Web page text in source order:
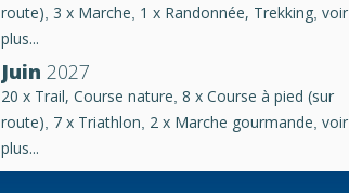
route) 3 x Marche 1 x Randonnée, Trekking voir
plus...
Juin 2027
20 x Trail, Course nature 8 x Course à pied (sur
route) 7 x Triathlon 2 x Marche gourmande voir
plus...